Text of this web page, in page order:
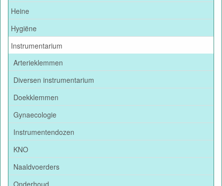
Heine
Hygiëne
Instrumentarium
Arterieklemmen
Diversen instrumentarium
Doekklemmen
Gynaecologie
Instrumentendozen
KNO
Naaldvoerders
Onderhoud